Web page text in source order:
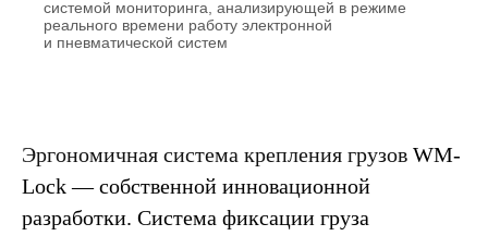
системой мониторинга, анализирующей в режиме
реального времени работу электронной
и пневматической систем
Эргономичная система крепления грузов WM-
Lock— собственной инновационной
разработки. Система фиксации груза